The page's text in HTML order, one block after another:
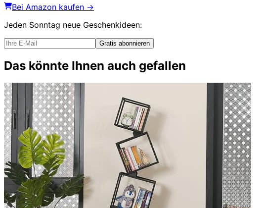
Bei Amazon kaufen →
Jeden Sonntag neue Geschenkideen:
Gratis abonnieren
Das könnte Ihnen auch gefallen